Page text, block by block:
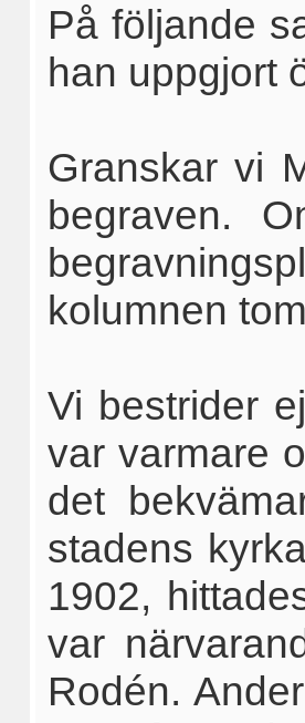
På följande
han uppgjort
Granskar vi
begraven.
kolumnen
Vi bestrider
var varmare
det
stadens
1902,
var
Rodén.